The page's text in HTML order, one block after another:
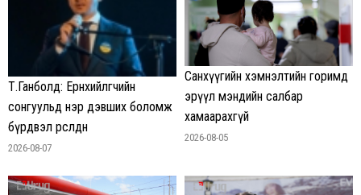
Т.Ганболд: Ерөнхийлөгчийн
сонгуульд нэр дэвших боломж
бүрдвэл өрсөлдөнө
2026-08-07
Санхүүгийн хэмнэлтийн горимд
эрүүл мэндийн салбар
хамаарахгүй
2026-08-05